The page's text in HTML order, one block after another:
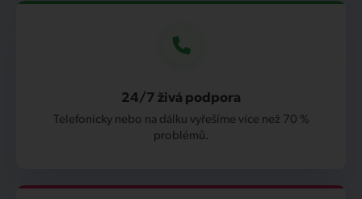
24/7 živá podpora
Telefonicky nebo na dálku vyřešíme více než 70 %
problémů.